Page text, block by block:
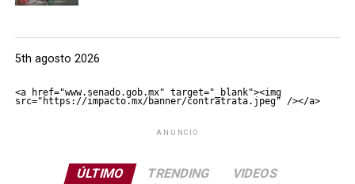
5th agosto 2026
<a href="www.senado.gob.mx" target="_blank"><img
src="https://impacto.mx/banner/contratrata.jpeg" /></a>
ANUNCIO
ÚLTIMO TRENDING VIDEOS